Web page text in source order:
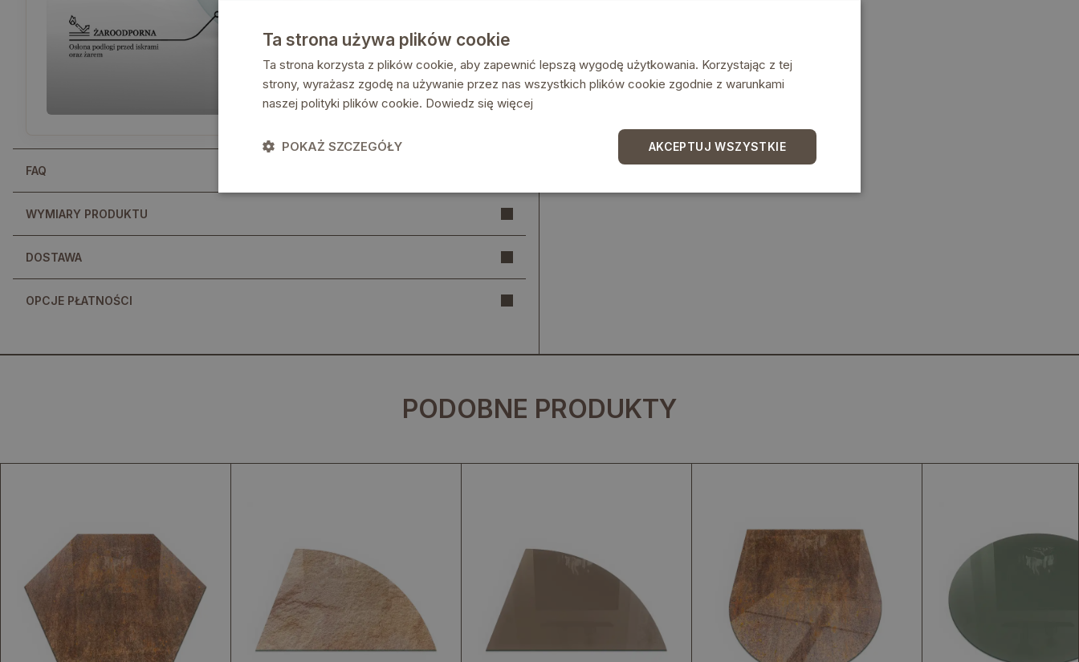
FAQ
WYMIARY PRODUKTU
DOSTAWA
OPCJE PŁATNOŚCI
PODOBNE PRODUKTY
Ta strona używa plików cookie
Ta strona korzysta z plików cookie, aby zapewnić lepszą wygodę użytkowania. Korzystając z tej
strony, wyrażasz zgodę na używanie przez nas wszystkich plików cookie zgodnie z warunkami
naszej polityki plików cookie. Dowiedz się więcej
AKCEPTUJ WSZYSTKIE
POKAŻ SZCZEGÓŁY